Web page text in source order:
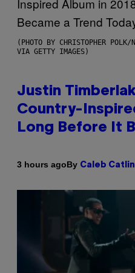
(PHOTO BY CHRISTOPHER POLK/
VIA GETTY IMAGES)
Justin
Country-
Long Before It
3 hours agoBy Caleb Catlin